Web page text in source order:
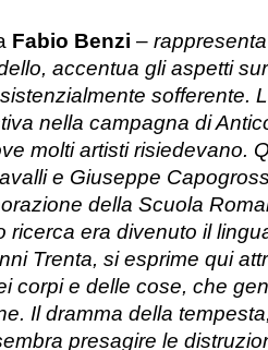
Fabio Benzi –
accentua gli aspetti
sofferente.
nella campagna di
molti artisti risiedevano.
e Giuseppe
della Scuola
ricerca era divenuto il
Trenta, si esprime qui
corpi e delle cose, che
Il dramma della
presagire le